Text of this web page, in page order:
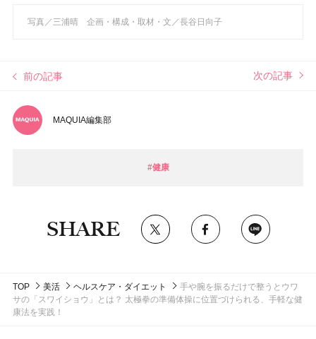
写真／三浦晴 企画・構成・取材・文／長谷日向子
前の記事 次の記事
MAQUIA編集部
#健康
SHARE
TOP 美活 ヘルスケア・ダイエット
手や腕を振るだけで整うとウワ
サの「スワイショウ」とは？ 太極拳の準備体操に位置づけられる、手軽な健
康法を実践！